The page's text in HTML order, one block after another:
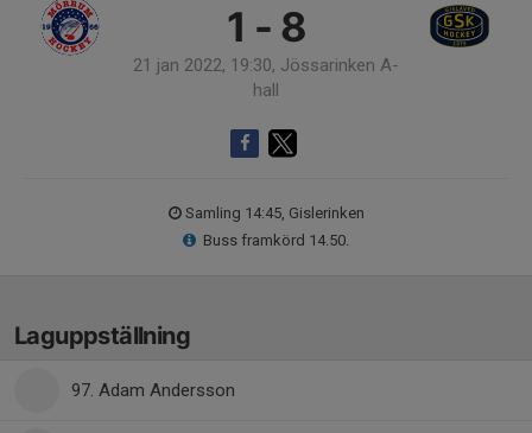
1 - 8
21 jan 2022, 19:30, Jössarinken A-
hall
Samling 14:45, Gislerinken
Buss framkörd 14.50.
Laguppställning
97. Adam Andersson